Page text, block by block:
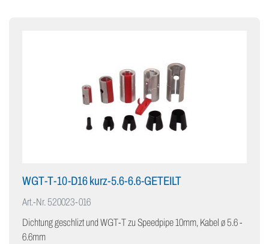
WGT-T-10-D16 kurz-5.6-6.6-GETEILT
Art.-Nr. 520023-016
Dichtung geschlizt und WGT-T zu Speedpipe 10mm, Kabel ø 5.6 -
6.6mm